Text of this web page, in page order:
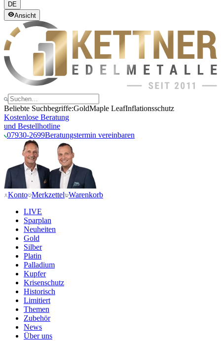
DE
Ansicht
Beliebte Suchbegriffe:GoldMaple LeafInflationsschutz
Kostenlose Beratung
und Bestellhotline
07930-2699Beratungstermin vereinbaren
Konto Merkzettel Warenkorb
LIVE
Sparplan
Neuheiten
Gold
Silber
Platin
Palladium
Kupfer
Krisenschutz
Historisch
Limitiert
Themen
Zubehör
News
Über uns